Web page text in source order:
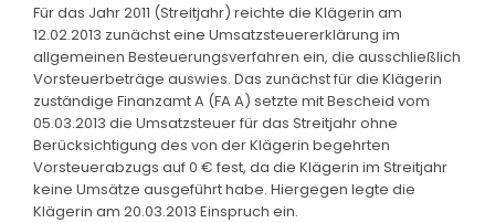
Für das Jahr 2011 (Streitjahr) reichte die Klägerin am
12.02.2013 zunächst eine Umsatzsteuererklärung im
allgemeinen Besteuerungsverfahren ein, die ausschließlich
Vorsteuerbeträge auswies. Das zunächst für die Klägerin
zuständige Finanzamt A (FA A) setzte mit Bescheid vom
05.03.2013 die Umsatzsteuer für das Streitjahr ohne
Berücksichtigung des von der Klägerin begehrten
Vorsteuerabzugs auf 0 € fest, da die Klägerin im Streitjahr
keine Umsätze ausgeführt habe. Hiergegen legte die
Klägerin am 20.03.2013 Einspruch ein.